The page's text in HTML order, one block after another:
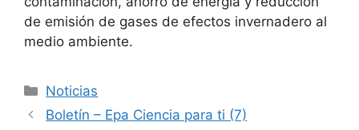
de emisión de gases de efectos invernadero al
medio ambiente.
Noticias
Boletín – Epa Ciencia para ti (7)